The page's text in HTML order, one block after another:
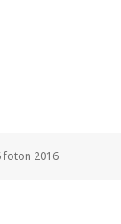
foton 2016